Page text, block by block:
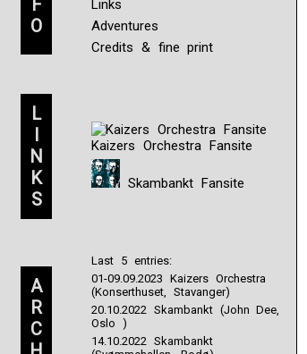
F
O
Links
Adventures
Credits & fine print
L
I
N
K
S
Kaizers Orchestra Fansite
Skambankt Fansite
A
R
C
Last 5 entries:
01-09.09.2023 Kaizers Orchestra
(Konserthuset, Stavanger)
20.10.2022 Skambankt (John Dee,
Oslo )
14.10.2022 Skambankt